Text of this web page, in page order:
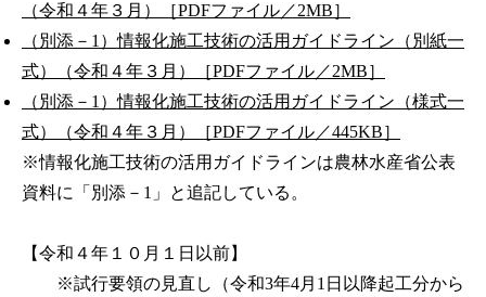
（令和４年３月）［PDFファイル／2MB］
（別添－1）情報化施工技術の活用ガイドライン（別紙一
式）（令和４年３月）［PDFファイル／2MB］
（別添－1）情報化施工技術の活用ガイドライン（様式一
式）（令和４年３月）［PDFファイル／445KB］
※情報化施工技術の活用ガイドラインは農林水産省公表
資料に「別添－1」と追記している。
【令和４年１０月１日以前】
※試行要領の見直し（令和3年4月1日以降起工分から